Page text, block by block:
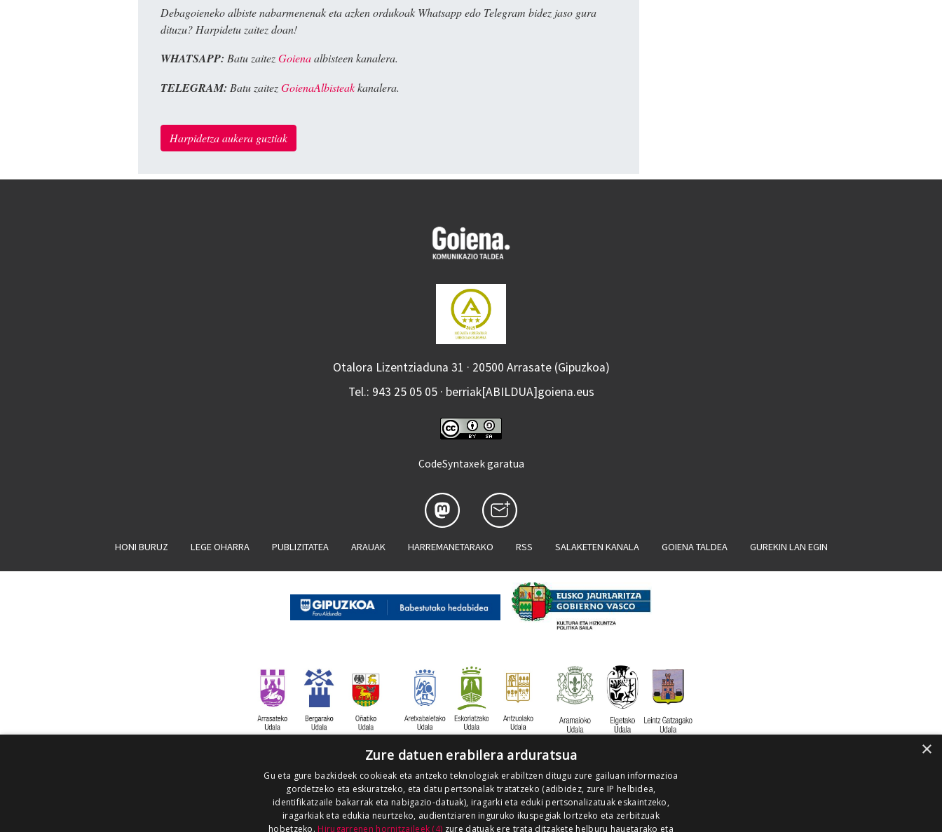
Debagoieneko albiste nabarmenenak eta azken ordukoak Whatsapp edo Telegram bidez jaso gura
dituzu? Harpidetu zaitez doan!
WHATSAPP: Batu zaitezGoienaalbisteen kanalera.
TELEGRAM: Batu zaitezGoienaAlbisteakkanalera.
Harpidetza aukera guztiak
Otalora Lizentziaduna 31 · 20500 Arrasate (Gipuzkoa)
Tel.: 943 25 05 05 · berriak[ABILDUA]goiena.eus
CodeSyntaxek garatua
HONI BURUZ LEGE OHARRA PUBLIZITATEA ARAUAK HARREMANETARAKO RSS SALAKETEN KANALA GOIENA TALDEA GUREKIN LAN EGIN
×
Zure datuen erabilera arduratsua
Gu eta gure bazkideek cookieak eta antzeko teknologiak erabiltzen ditugu zure gailuan informazioa
gordetzeko eta eskuratzeko, eta datu pertsonalak tratatzeko (adibidez, zure IP helbidea,
identifikatzaile bakarrak eta nabigazio-datuak), iragarki eta eduki pertsonalizatuak eskaintzeko,
iragarkiak eta edukia neurtzeko, audientziaren inguruko ikuspegiak lortzeko eta zerbitzuak
hobetzeko. Hirugarrenen hornitzaileek (4) zure datuak ere trata ditzakete helburu hauetarako eta